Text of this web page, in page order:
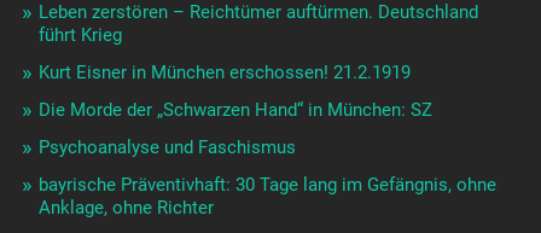
Leben zerstören – Reichtümer auftürmen. Deutschland
führt Krieg
Kurt Eisner in München erschossen! 21.2.1919
Die Morde der „Schwarzen Hand“ in München: SZ
Psychoanalyse und Faschismus
bayrische Präventivhaft: 30 Tage lang im Gefängnis, ohne
Anklage, ohne Richter